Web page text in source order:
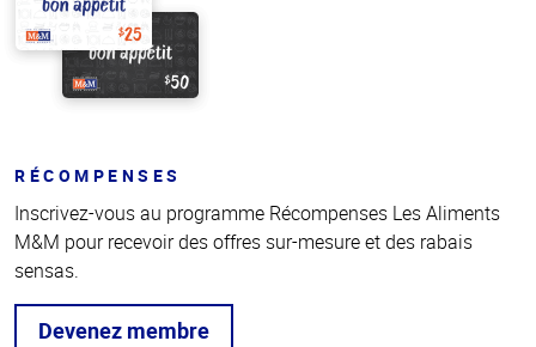
RÉCOMPENSES
Inscrivez-vous au programme Récompenses Les Aliments
M&M pour recevoir des offres sur-mesure et des rabais
sensas.
Devenez membre